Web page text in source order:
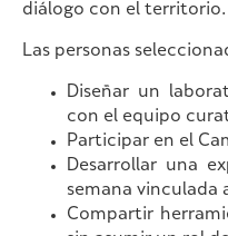
diálogo con el territorio.
Las personas
Diseñar un
con el equipo
Participar en el
Desarrollar una
semana vinculada
Compartir